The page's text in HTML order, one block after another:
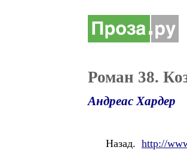
Роман 38.
Андреас Хардер
Назад. http://